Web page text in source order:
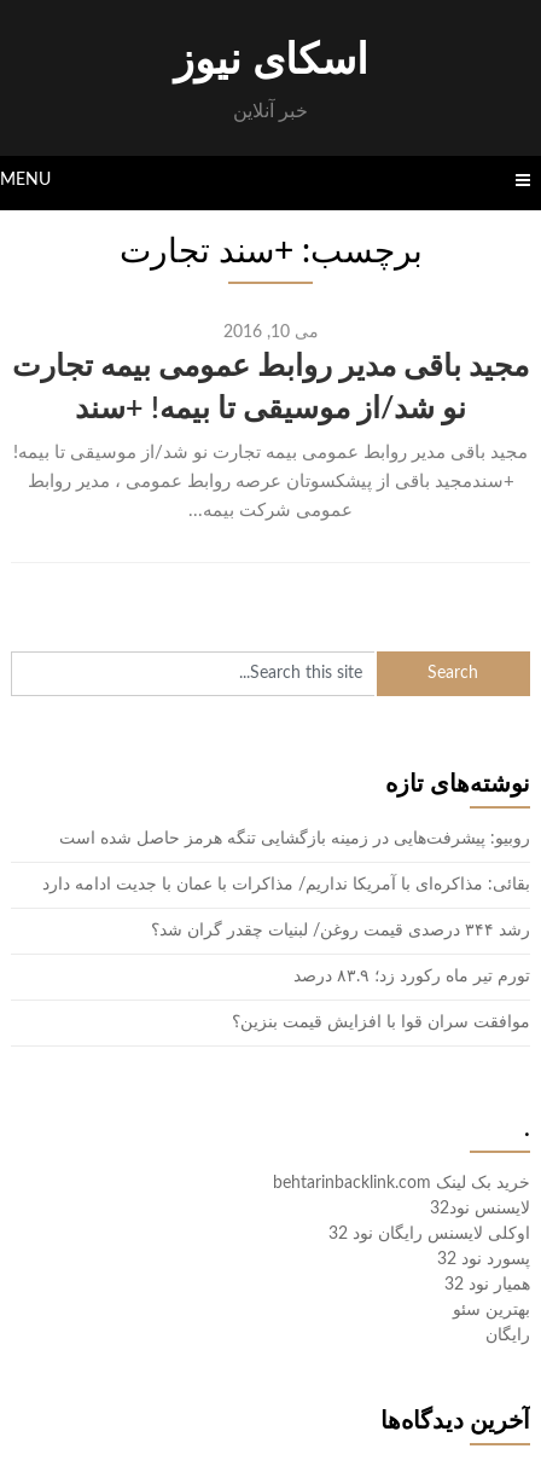
اسکای نیوز
خبر آنلاین
MENU
برچسب: +سند تجارت
می 10, 2016
مجید باقی مدیر روابط عمومی بیمه تجارت
نو شد/از موسیقی تا بیمه! +سند
مجید باقی مدیر روابط عمومی بیمه تجارت نو شد/از موسیقی تا بیمه!
+سندمجید باقی از پیشکسوتان عرصه روابط عمومی ، مدیر روابط
عمومی شرکت بیمه...
نوشته‌های تازه
روبیو: پیشرفت‌هایی در زمینه بازگشایی تنگه هرمز حاصل شده است
بقائی: مذاکره‌ای با آمریکا نداریم/ مذاکرات با عمان با جدیت ادامه دارد
رشد ۳۴۴ درصدی قیمت روغن/ لبنیات چقدر گران شد؟
تورم تیر ماه رکورد زد؛ ۸۳.۹ درصد
موافقت سران قوا با افزایش قیمت بنزین؟
.
خرید بک لینک behtarinbacklink.com
لایسنس نود32
اوکلی لایسنس رایگان نود 32
پسورد نود 32
همیار نود 32
بهترین سئو
رایگان
آخرین دیدگاه‌ها